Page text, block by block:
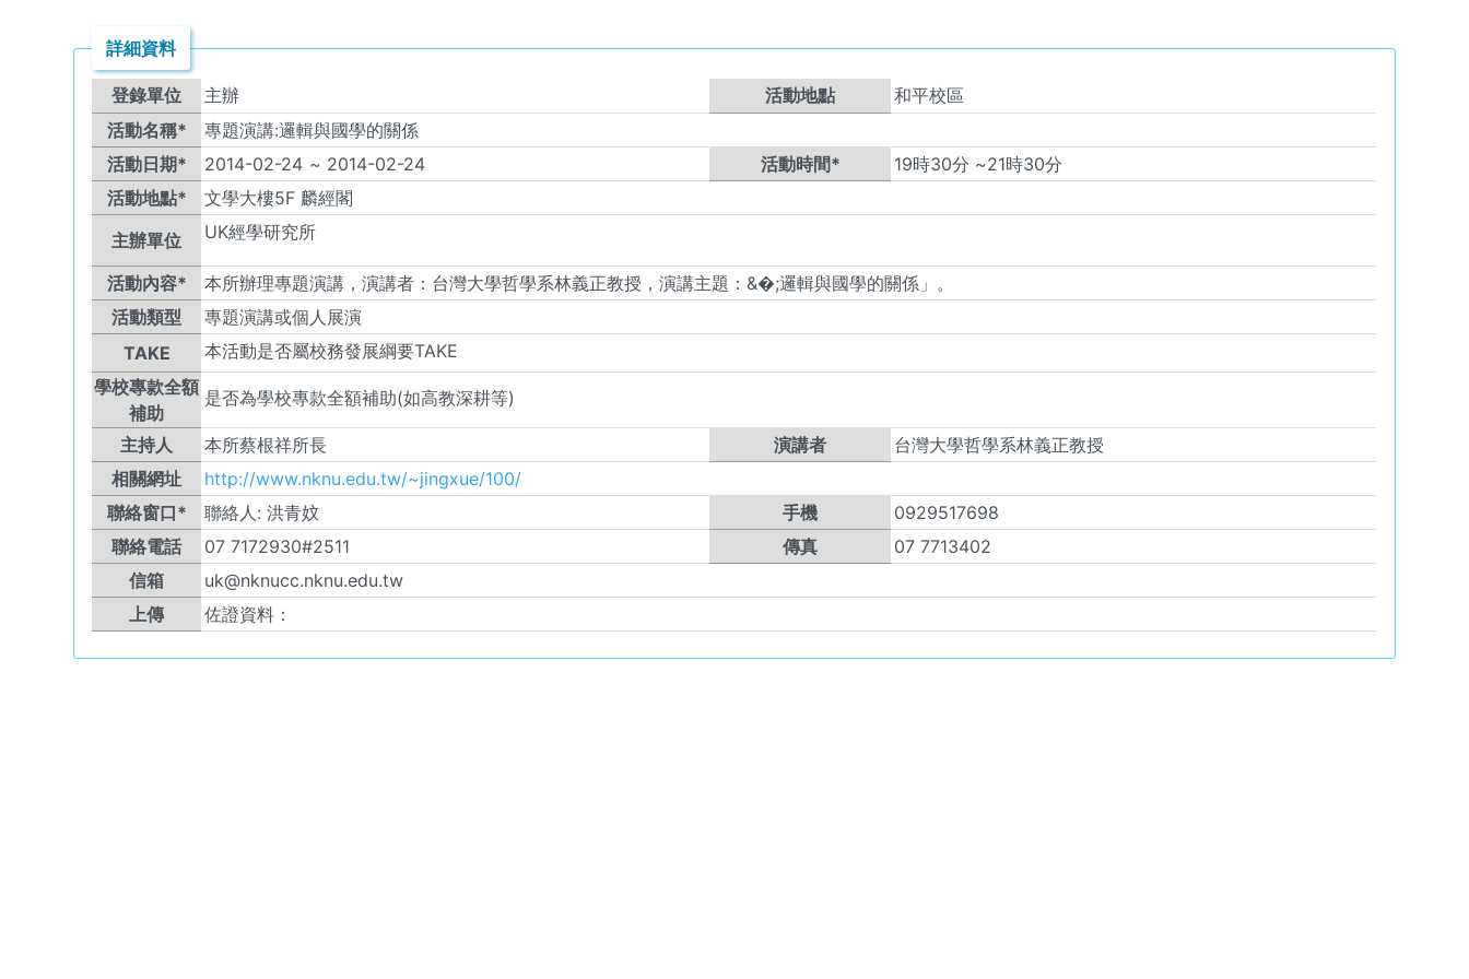
詳細資料
登錄單位 主辦 活動地點
和平校區
活動名稱*
專題演講:邏輯與國學的關係
活動日期*
2014-02-24 ~ 2014-02-24 活動時間* 19時30 分 ~21時30分
活動地點*
文學大樓5F 麟經閣
主辦單位
UK經學研究所
活動內容*
本所辦理專題演講，演講者：台灣大學哲學系林義正教授，演講主題：&�;邏輯與國學的關係」。
活動類型
專題演講或個人展演
TAKE
本活動是否屬校務發展綱要TAKE
學校專款全額
補助
是否為學校專款全額補助(如高教深耕等)
主持人 本所蔡根祥所長 演講者
台灣大學哲學系林義正教授
相關網址
http://www.nknu.edu.tw/~jingxue/100/
聯絡窗口*
聯絡人:洪青妏 手機
0929517698
聯絡電話
07 7172930#2511 傳真
07 7713402
信箱
uk@nknucc.nknu.edu.tw
上傳
佐證資料：